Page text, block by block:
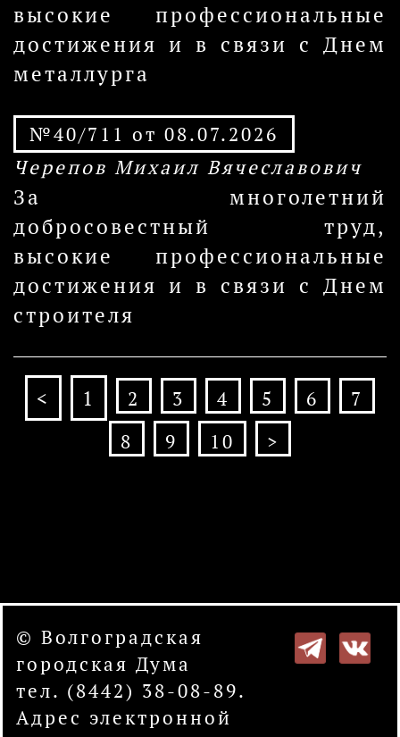
высокие профессиональные
достижения и в связи с Днем
металлурга
№40/711 от 08.07.2026
Черепов Михаил Вячеславович
За многолетний
добросовестный труд,
высокие профессиональные
достижения и в связи с Днем
строителя
< 1 2 3 4 5 6
7
8
9 10 >
© Волгоградская
городская Дума
тел. (8442) 38-08-89.
Адрес электронной